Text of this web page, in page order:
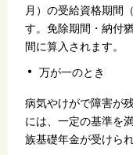
月）の受給資格期間
す。免除期間・納付
間に算入されます。
万が一のとき
病気やけがで障害が
には、一定の基準を
族基礎年金が受けら